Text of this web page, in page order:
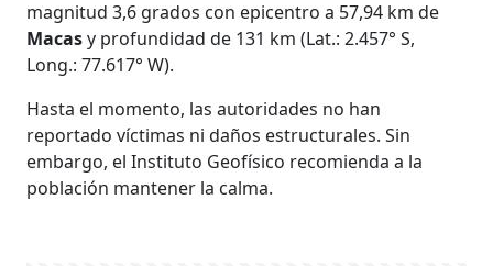
magnitud 3,6 grados con epicentro a 57,94 km de
Macasy profundidad de 131 km (Lat.: 2.457° S,
Long.: 77.617° W).
Hasta el momento, las autoridades no han
reportado víctimas ni daños estructurales. Sin
embargo, el Instituto Geofísico recomienda a la
población mantener la calma.